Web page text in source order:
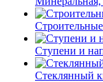
Ступени и
Cтеклянный